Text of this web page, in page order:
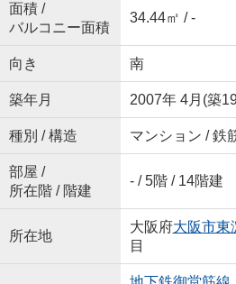
面積 /
バルコニー面積
34.44㎡ / -
向き 南
築年月 2007年 4月(築
種別 / 構造 マンション / 鉄
部屋 /
所在階 / 階建
- / 5階 / 14階建
所在地
大阪府大阪市東
目